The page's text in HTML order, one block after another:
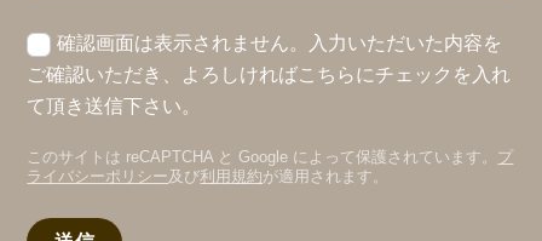
確認画面は表示されません。入力いただいた内容を
ご確認いただき、よろしければこちらにチェックを入れ
て頂き送信下さい。
このサイトは reCAPTCHA と Google によって保護されています。 プ
ライバシーポリシー 及び利用規約が適用されます。